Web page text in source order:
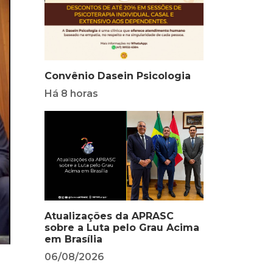
Convênio Dasein Psicologia
Há 8 horas
Atualizações da APRASC
sobre a Luta pelo Grau Acima
em Brasília
06/08/2026